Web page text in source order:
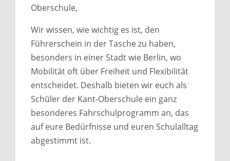
Oberschule,
Wir wissen, wie wichtig es ist, den
Führerschein in der Tasche zu haben,
besonders in einer Stadt wie Berlin, wo
Mobilität oft über Freiheit und Flexibilität
entscheidet. Deshalb bieten wir euch als
Schüler der Kant-Oberschule ein ganz
besonderes Fahrschulprogramm an, das
auf eure Bedürfnisse und euren Schulalltag
abgestimmt ist.